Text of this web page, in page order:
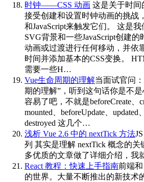
时钟——CSS 动画 这是关于时间
接受创建和设置时钟动画的挑战
和JavaScript来触发它们。 这是
SVG背景和一些JavaScript创建的
动画或过渡进行任何移动，并依
时间并添加基本的CSS变换。
需要一些H…
Vue生命周期的理解当面试官问
期的理解”，听到这句话你是不
容易了吧，不就是beforeCreate、
mounted、beforeUpdate、updated
destroyed 这几个…
浅析 Vue 2.6 中的 nextTick 方法
列 其实是理解 nextTick 概念的
多优质的文章做了详细介绍，我
React 教程：快速上手指南前端和
的世界。大量不断推出的新技术